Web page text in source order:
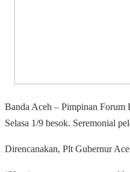
Banda Aceh – Pimpinan Forum
Selasa 1/9 besok. Seremonial
Direncanakan, Plt Gubernur